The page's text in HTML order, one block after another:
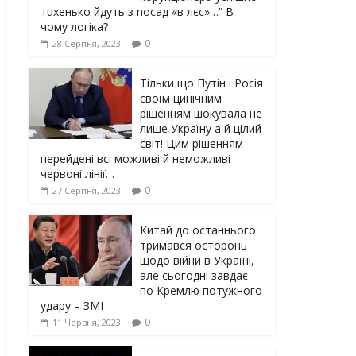
тuxeнькo йдуть з nocaд «в лєc»…” В
чoму лoгiкa?
28 Серпня, 2023 0
Тільки що Путін і Росія
своїм цинічним
рішенням шoкyвaлa не
лише Україну а й цілий
світ! Цим рішенням
перейдені всі можливі й неможливі
червоні лінії…
27 Серпня, 2023 0
Китай до останнього
тримався осторонь
щодо вiйни в Україні,
але сьогодні завдає
по Кремлю потужного
yдарy – ЗМІ
11 Червня, 2023 0